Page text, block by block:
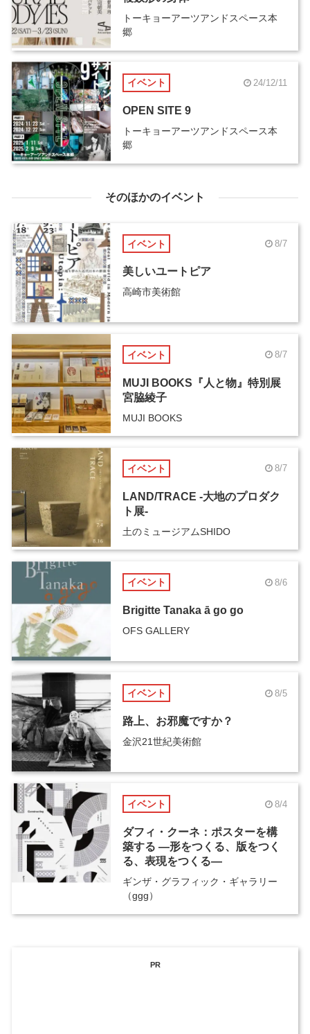
トーキョーアーツアンドスペース本
郷
イベント 24/12/11
OPEN SITE 9
トーキョーアーツアンドスペース本
郷
そのほかのイベント
イベント 8/7
美しいユートピア
高崎市美術館
イベント 8/7
MUJI BOOKS『人と物』特別展
宮脇綾子
MUJI BOOKS
イベント 8/7
LAND/TRACE -大地のプロダク
ト展-
土のミュージアムSHIDO
イベント 8/6
Brigitte Tanaka ā go go
OFS GALLERY
イベント 8/5
路上、お邪魔ですか？
金沢21世紀美術館
イベント 8/4
ダフィ・クーネ：ポスターを構
築する ―形をつくる、版をつく
る、表現をつくる―
ギンザ・グラフィック・ギャラリー
（ggg）
PR